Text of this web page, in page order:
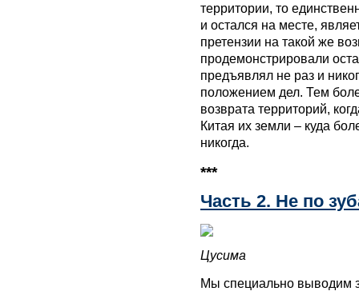
территории, то
и остался на месте,
претензии на такой же
продемонстрировали
предъявлял не раз и
положением дел. Тем
возврата территорий,
Китая их земли – куда
никогда.
***
Часть 2. Не по
Цусима
Мы специально выводим